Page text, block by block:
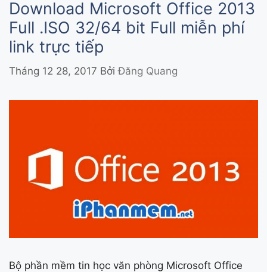
Download Microsoft Office 2013
Full .ISO 32/64 bit Full miễn phí
link trực tiếp
Tháng 12 28, 2017 BởiĐăng Quang
Bộ phần mềm tin học văn phòng Microsoft Office